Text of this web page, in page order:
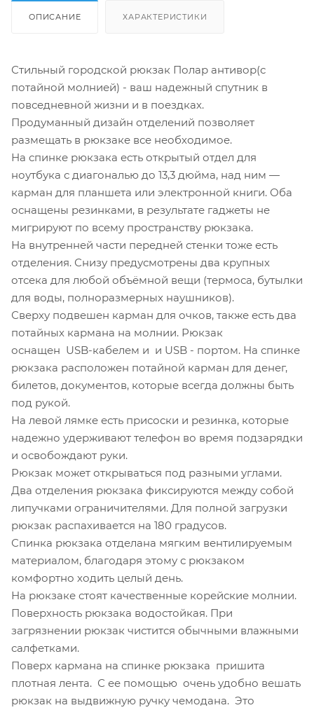
ОПИСАНИЕ ХАРАКТЕРИСТИКИ
Стильный городской рюкзак Полар антивор(с
потайной молнией) - ваш надежный спутник в
повседневной жизни и в поездках.
Продуманный дизайн отделений позволяет
размещать в рюкзаке все необходимое.
На спинке рюкзака есть открытый отдел для
ноутбука с диагональю до 13,3 дюйма, над ним —
карман для планшета или электронной книги. Оба
оснащены резинками, в результате гаджеты не
мигрируют по всему пространству рюкзака.
На внутренней части передней стенки тоже есть
отделения. Снизу предусмотрены два крупных
отсека для любой объёмной вещи (термоса, бутылки
для воды, полноразмерных наушников).
Сверху подвешен карман для очков, также есть два
потайных кармана на молнии. Рюкзак
оснащен USB-кабелем и и USB - портом. На спинке
рюкзака расположен потайной карман для денег,
билетов, документов, которые всегда должны быть
под рукой.
На левой лямке есть присоски и резинка, которые
надежно удерживают телефон во время подзарядки
и освобождают руки.
Рюкзак может открываться под разными углами.
Два отделения рюкзака фиксируются между собой
липучками ограничителями. Для полной загрузки
рюкзак распахивается на 180 градусов.
Спинка рюкзака отделана мягким вентилируемым
материалом, благодаря этому с рюкзаком
комфортно ходить целый день.
На рюкзаке стоят качественные корейские молнии.
Поверхность рюкзака водостойкая. При
загрязнении рюкзак чистится обычными влажными
салфетками.
Поверх кармана на спинке рюкзака пришита
плотная лента. С ее помощью очень удобно вешать
рюкзак на выдвижную ручку чемодана. Это